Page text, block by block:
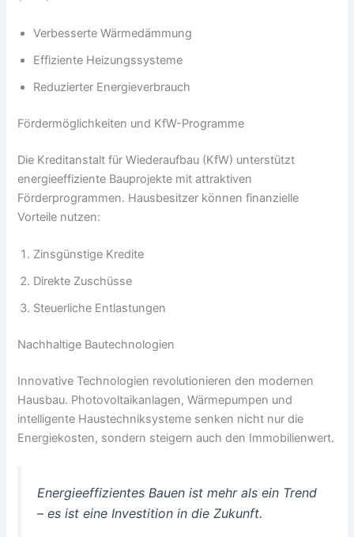
Verbesserte Wärmedämmung
Effiziente Heizungssysteme
Reduzierter Energieverbrauch
Fördermöglichkeiten und KfW-Programme
Die Kreditanstalt für Wiederaufbau (KfW) unterstützt
energieeffiziente Bauprojekte mit attraktiven
Förderprogrammen. Hausbesitzer können finanzielle
Vorteile nutzen:
Zinsgünstige Kredite
Direkte Zuschüsse
Steuerliche Entlastungen
Nachhaltige Bautechnologien
Innovative Technologien revolutionieren den modernen
Hausbau. Photovoltaikanlagen, Wärmepumpen und
intelligente Haustechniksysteme senken nicht nur die
Energiekosten, sondern steigern auch den Immobilienwert.
Energieeffizientes Bauen ist mehr als ein Trend
– es ist eine Investition in die Zukunft.